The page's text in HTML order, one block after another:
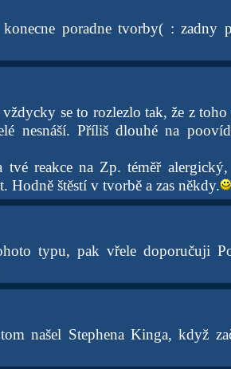
poradne tvorby( : zadny
se to rozlezlo tak, že z
nesnáší. Příliš dlouhé na
tvé reakce na Zp. téměř
Hodně štěstí v tvorbě a zas někdy.
typu, pak vřele doporučuji
našel Stephena Kinga, když